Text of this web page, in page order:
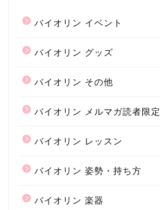
バイオリン イベント
バイオリン グッズ
バイオリン その他
バイオリン メルマガ読者限定
バイオリン レッスン
バイオリン 姿勢・持ち方
バイオリン 楽器